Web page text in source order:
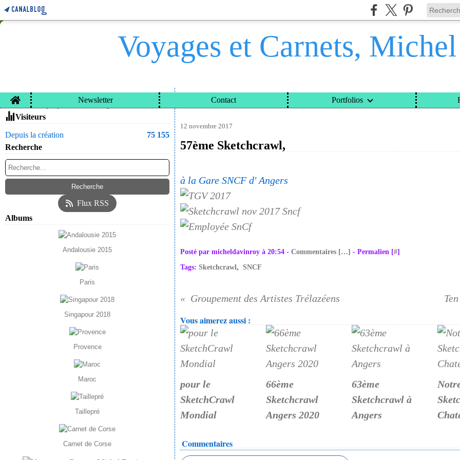
Voyages et Carnets,
Home Newsletter Contact Portfolios
Contacter le propriétaire du blog
Visiteurs
Depuis la création
75 155
Recherche
Flux RSS
Albums
Andalousie 2015
Paris
Singapour 2018
Provence
Maroc
Taillepré
Carnet de Corse
VOYAGES ET CARNETS, MICHEL DAVINROY CATEGORIES > 57ÈME SKETCHCRAWL,
12 novembre 2017
57ème Sketchcrawl,
à la Gare SNCF d' Angers
Posté par micheldavinroy à 20:54 - Commentaires […] - Permalien [#]
Tags: Sketchcrawl, SNCF
Groupement des Artistes Trélazéens
Vous aimerez aussi :
pour le
SketchCrawl
Mondial
66ème
Sketchcrawl
Angers 2020
63ème
Sketchcrawl à
Angers
Commentaires